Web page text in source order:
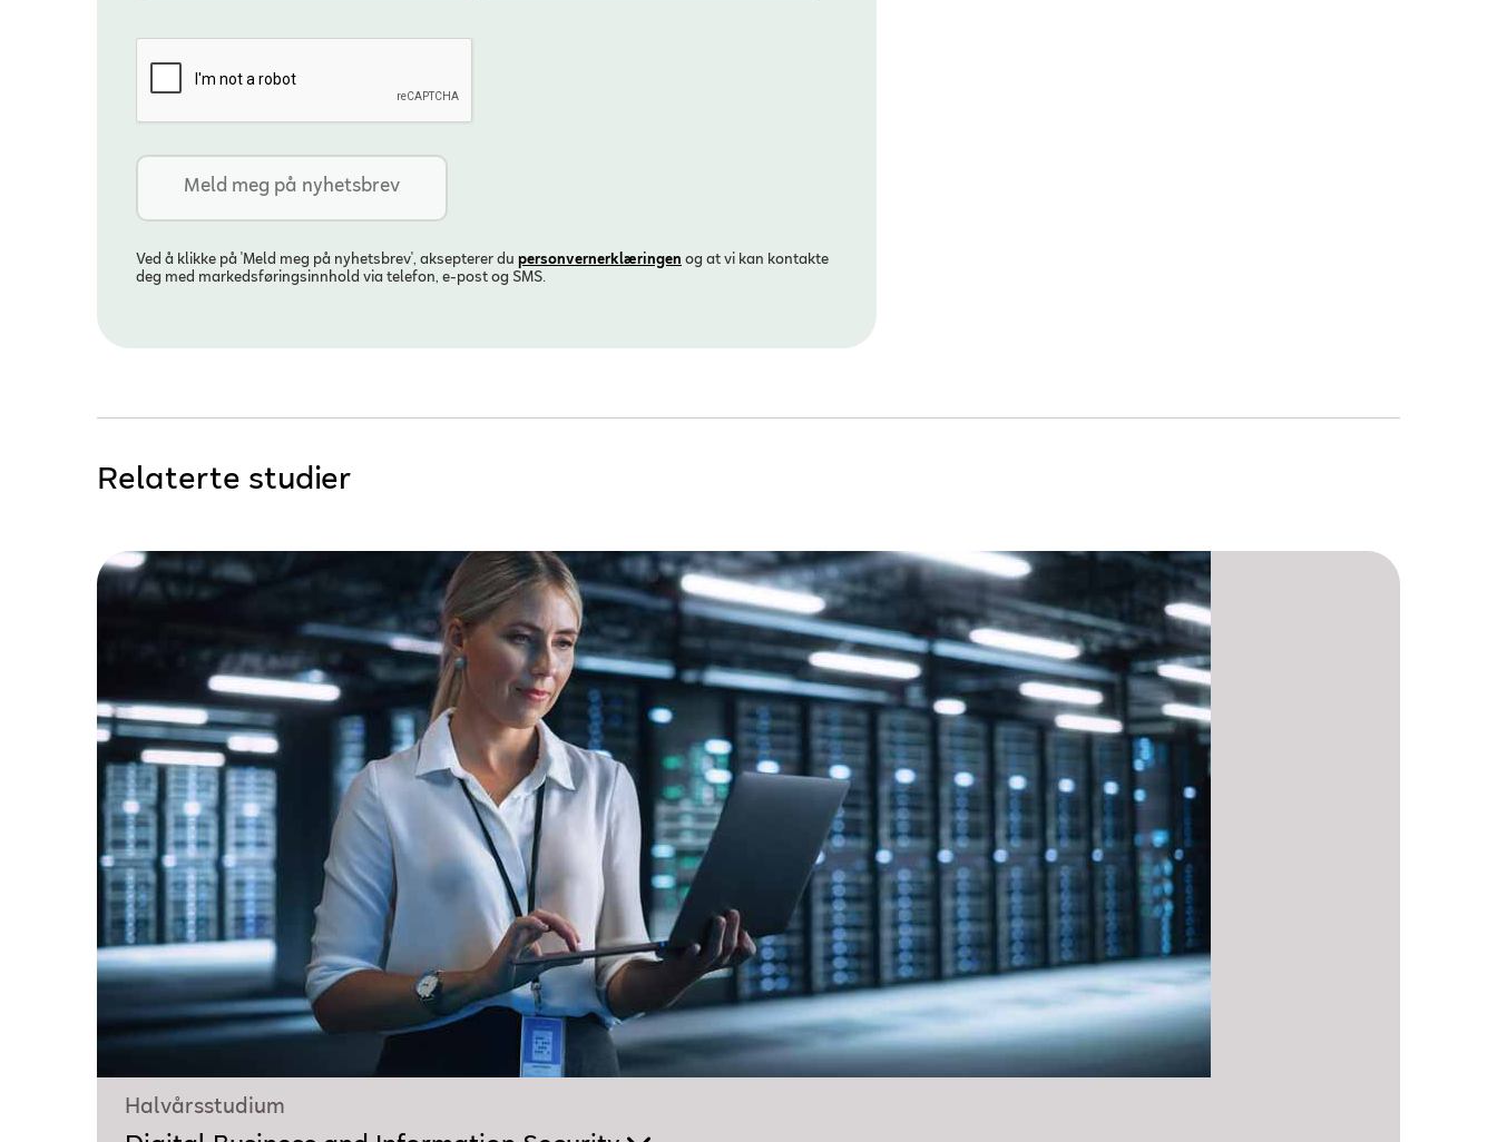
Ved å klikke på 'Meld meg på nyhetsbrev', aksepterer du personvern­erklæringen og at vi kan kontakte
deg med markedsføringsinnhold via telefon, e-post og SMS.
Relaterte studier
Halvårsstudium